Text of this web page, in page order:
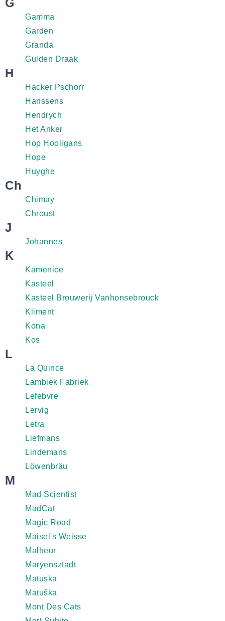
G
Gamma
Garden
Granda
Gulden Draak
H
Hacker Pschorr
Hanssens
Hendrych
Het Anker
Hop Hooligans
Hope
Huyghe
Ch
Chimay
Chroust
J
Johannes
K
Kamenice
Kasteel
Kasteel Brouwerij Vanhonsebrouck
Kliment
Kona
Kos
L
La Quince
Lambiek Fabriek
Lefebvre
Lervig
Letra
Liefmans
Lindemans
Löwenbräu
M
Mad Scientist
MadCat
Magic Road
Maisel's Weisse
Malheur
Maryensztadt
Matuska
Matuška
Mont Des Cats